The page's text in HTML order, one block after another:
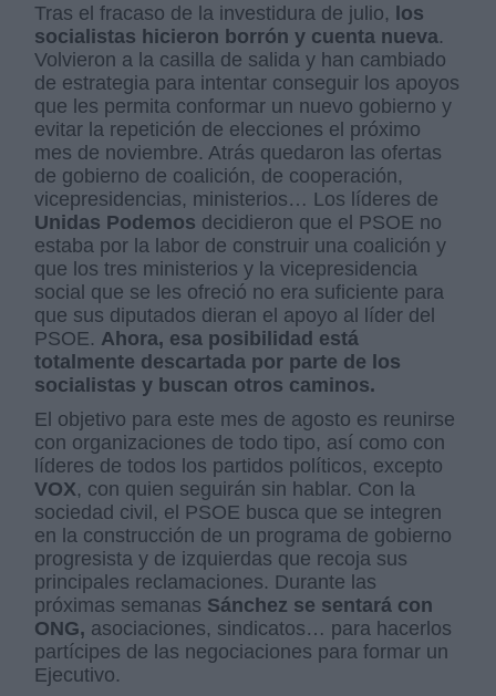
Tras el fracaso de la investidura de julio, los
socialistas hicieron borrón y cuenta nueva.
Volvieron a la casilla de salida y han cambiado
de estrategia para intentar conseguir los apoyos
que les permita conformar un nuevo gobierno y
evitar la repetición de elecciones el próximo
mes de noviembre. Atrás quedaron las ofertas
de gobierno de coalición, de cooperación,
vicepresidencias, ministerios… Los líderes de
Unidas Podemos decidieron que el PSOE no
estaba por la labor de construir una coalición y
que los tres ministerios y la vicepresidencia
social que se les ofreció no era suficiente para
que sus diputados dieran el apoyo al líder del
PSOE. Ahora, esa posibilidad está
totalmente descartada por parte de los
socialistas y buscan otros caminos.
El objetivo para este mes de agosto es reunirse
con organizaciones de todo tipo, así como con
líderes de todos los partidos políticos, excepto
VOX, con quien seguirán sin hablar. Con la
sociedad civil, el PSOE busca que se integren
en la construcción de un programa de gobierno
progresista y de izquierdas que recoja sus
principales reclamaciones. Durante las
próximas semanas Sánchez se sentará con
ONG, asociaciones, sindicatos… para hacerlos
partícipes de las negociaciones para formar un
Ejecutivo.